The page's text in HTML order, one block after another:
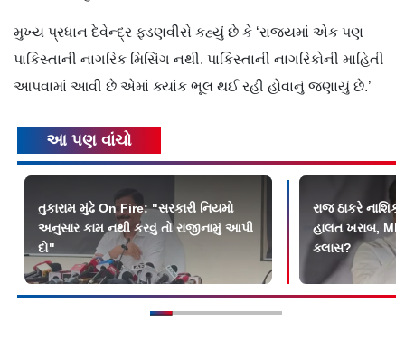
મુખ્ય પ્રધાન દેવેન્દ્ર ફડણવીસે કહ્યું છે કે ‘રાજ્યમાં એક પણ
પાકિસ્તાની નાગરિક મિસિંગ નથી. પાકિસ્તાની નાગરિકોની માહિતી
આપવામાં આવી છે એમાં ક્યાંક ભૂલ થઈ રહી હોવાનું જણાયું છે.’
આ પણ વાંચો
તુકારામ મુંઢે On Fire: "સરકારી નિયમો
અનુસાર કામ નથી કરવું તો રાજીનામું આપી
દો"
રાજ ઠાકરે
હાલત ખરાબ,
ક્લાસ?